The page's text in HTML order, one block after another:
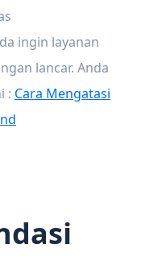
ingin layanan
lancar. Anda
: Cara Mengatasi